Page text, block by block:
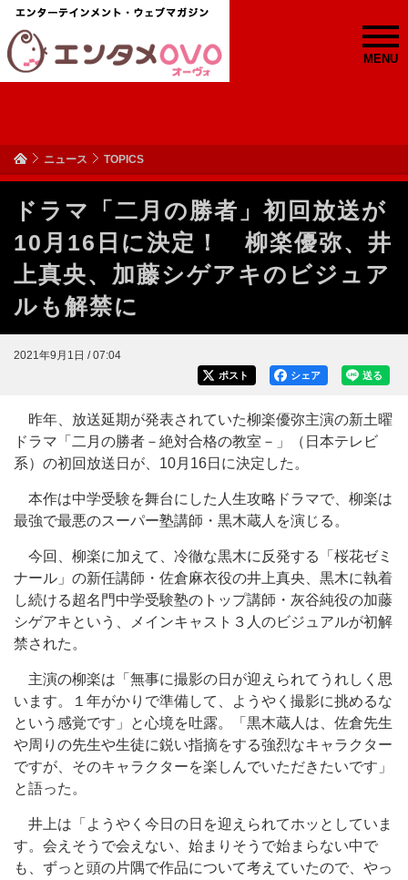
MENU
ニュース TOPICS
ドラマ「二月の勝者」初回放送が
10月16日に決定！ 柳楽優弥、井
上真央、加藤シゲアキのビジュア
ルも解禁に
2021年9月1日 / 07:04
送る
シェア
ポスト
昨年、放送延期が発表されていた柳楽優弥主演の新土曜
ドラマ「二月の勝者－絶対合格の教室－」（日本テレビ
系）の初回放送日が、10月16日に決定した。
本作は中学受験を舞台にした人生攻略ドラマで、柳楽は
最強で最悪のスーパー塾講師・黒木蔵人を演じる。
今回、柳楽に加えて、冷徹な黒木に反発する「桜花ゼミ
ナール」の新任講師・佐倉麻衣役の井上真央、黒木に執着
し続ける超名門中学受験塾のトップ講師・灰谷純役の加藤
シゲアキという、メインキャスト３人のビジュアルが初解
禁された。
主演の柳楽は「無事に撮影の日が迎えられてうれしく思
います。１年がかりで準備して、ようやく撮影に挑めるな
という感覚です」と心境を吐露。「黒木蔵人は、佐倉先生
や周りの先生や生徒に鋭い指摘をする強烈なキャラクター
ですが、そのキャラクターを楽しんでいただきたいです」
と語った。
井上は「ようやく今日の日を迎えられてホッとしていま
す。会えそうで会えない、始まりそうで始まらない中で
も、ずっと頭の片隅で作品について考えていたので、やっ